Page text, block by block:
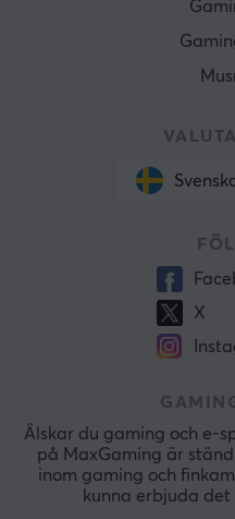
X
Älskar du gaming och e-
på MaxGaming är
inom gaming och
kunna erbjuda